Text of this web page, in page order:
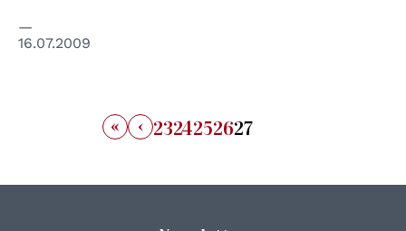
16.07.2009
« ‹ 2324252627